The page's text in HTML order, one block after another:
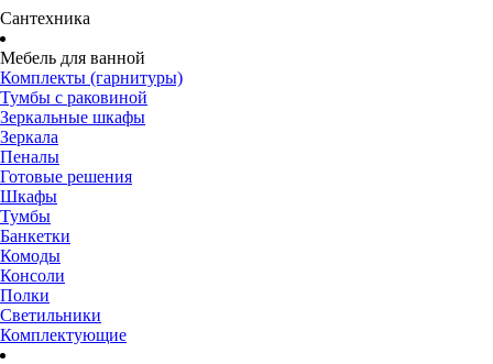
Сантехника
Мебель для ванной
Комплекты (гарнитуры)
Тумбы с раковиной
Зеркальные шкафы
Зеркала
Пеналы
Готовые решения
Шкафы
Тумбы
Банкетки
Комоды
Консоли
Полки
Светильники
Комплектующие